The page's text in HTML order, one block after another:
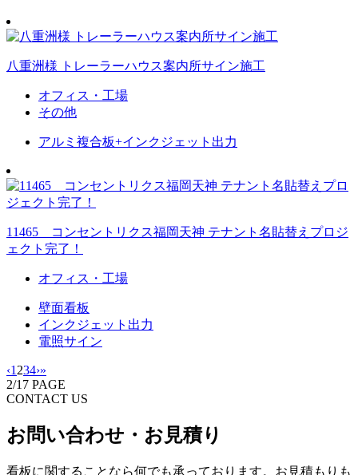
八重洲様 トレーラーハウス案内所サイン施工
オフィス・工場
その他
アルミ複合板+インクジェット出力
11465 コンセントリクス福岡天神 テナント名貼替えプロジ
ェクト完了！
オフィス・工場
壁面看板
インクジェット出力
電照サイン
‹1 234›»
2/17 PAGE
CONTACT US
お問い合わせ・お見積り
看板に関することなら何でも承っております。お見積もりも